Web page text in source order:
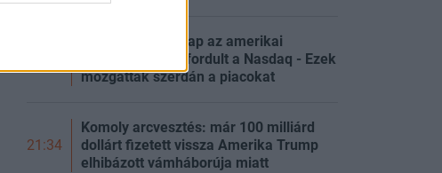
Erősen indult a nap az amerikai
tőzsdéken, de lefordult a Nasdaq - Ezek
mozgatták szerdán a piacokat
21:34
Komoly arcvesztés: már 100 milliárd
dollárt fizetett vissza Amerika Trump
elhibázott vámháborúja miatt